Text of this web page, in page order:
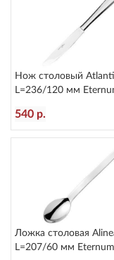
Нож столовый
L=236/120 мм
540 р.
Ложка столовая
L=207/60 мм